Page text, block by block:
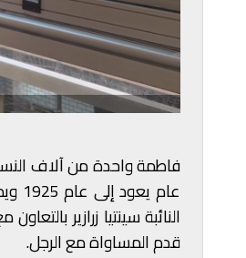
فاطمة واحدة من آلاف
النائبة سينتيا زرازير
قدم المساواة مع الرجل.